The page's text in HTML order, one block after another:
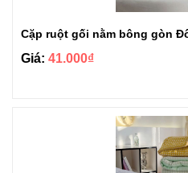
Cặp ruột gối nằm bông gòn
Giá: 41.000₫